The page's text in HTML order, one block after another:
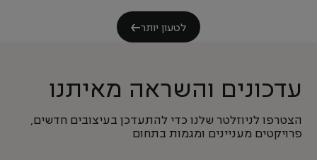
לטעון יותר
עדכונים והשראה מאיתנו
הצטרפו לניוזלטר שלנו כדי להתעדכן בעיצובים חדשים,
פרויקטים מעניינים ומגמות בתחום